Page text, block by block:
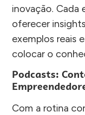
inovação. Cada
oferecer
exemplos reais
colocar o
Podcasts:
Com a rotina